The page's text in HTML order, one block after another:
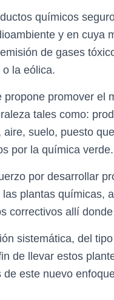
químicos
y en cuya
de gases
la eólica.
promover el
tales como:
suelo, puesto
por la química verde.
por desarrollar
plantas químicas,
correctivos allí
sistemática, del
de llevar estos
este nuevo